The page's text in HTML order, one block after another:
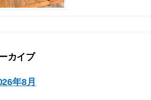
カイブ
年8月